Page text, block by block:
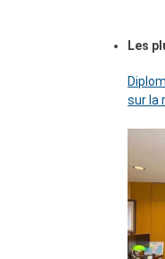
Les
sur la